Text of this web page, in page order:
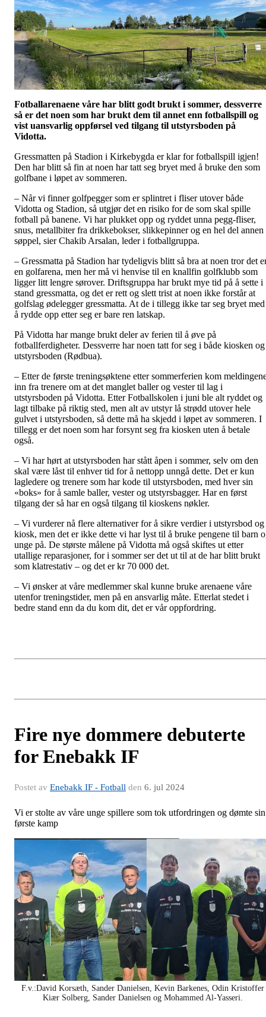
Fotballarenaene våre har blitt godt brukt i sommer, dessverre
så er det noen som har brukt dem til annet enn fotballspill og
vist uansvarlig oppførsel ved tilgang til utstyrsboden på
Vidotta.
Gressmatten på Stadion i Kirkebygda er klar for fotballspill igjen!
Den har blitt så fin at noen har tatt seg bryet med å bruke den som
golfbane i løpet av sommeren.
– Når vi finner golfpegger som er splintret i fliser utover både
Vidotta og Stadion, så utgjør det en risiko for de som skal spille
fotball på banene. Vi har plukket opp og ryddet unna pegg-fliser,
snus, metallbiter fra drikkebokser, slikkepinner og en hel del annen
søppel, sier Chakib Arsalan, leder i fotballgruppa.
– Gressmatta på Stadion har tydeligvis blitt så bra at noen tror det
en golfarena, men her må vi henvise til en knallfin golfklubb som
ligger litt lengre sørover. Driftsgruppa har brukt mye tid på å sette i
stand gressmatta, og det er rett og slett trist at noen ikke forstår at
golfslag ødelegger gressmatta. At de i tillegg ikke tar seg bryet med
å rydde opp etter seg er bare ren latskap.
På Vidotta har mange brukt deler av ferien til å øve på
fotballferdigheter. Dessverre har noen tatt for seg i både kiosken og
utstyrsboden (Rødbua).
– Etter de første treningsøktene etter sommerferien kom
inn fra trenere om at det manglet baller og vester til lag i
utstyrsboden på Vidotta. Etter Fotballskolen i juni ble alt ryddet og
lagt tilbake på riktig sted, men alt av utstyr lå strødd utover hele
gulvet i utstyrsboden, så dette må ha skjedd i løpet av sommeren. I
tillegg er det noen som har forsynt seg fra kiosken uten å betale
også.
– Vi har hørt at utstyrsboden har stått åpen i sommer, selv om den
skal være låst til enhver tid for å nettopp unngå dette. Det er kun
lagledere og trenere som har kode til utstyrsboden, med hver sin
«boks» for å samle baller, vester og utstyrsbagger. Har en først
tilgang der så har en også tilgang til kioskens nøkler.
– Vi vurderer nå flere alternativer for å sikre verdier i utstyrsbod og
kiosk, men det er ikke dette vi har lyst til å bruke pengene til barn
unge på. De største målene på Vidotta må også skiftes ut etter
utallige reparasjoner, for i sommer ser det ut til at de har blitt brukt
som klatrestativ – og det er kr 70 000 det.
– Vi ønsker at våre medlemmer skal kunne bruke arenaene våre
utenfor treningstider, men på en ansvarlig måte. Etterlat stedet i
bedre stand enn da du kom dit, det er vår oppfordring.
Fire nye dommere debuterte
for Enebakk IF
Postet av Enebakk IF - Fotball den 6. jul 2024
Vi er stolte av våre unge spillere som tok utfordringen og dømte sin
første kamp
F.v.:David Korsæth, Sander Danielsen, Kevin Barkenes, Odin Kristoffer
Kiær Solberg, Sander Danielsen og Mohammed Al-Yasseri.